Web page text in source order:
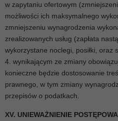
w zapytaniu ofertowym
możliwości ich maksymalnego
zmniejszeniu wynagrodzenia
zrealizowanych usług (zapłata
wykorzystane noclegi, posiłki, oraz
4. wynikającym ze zmiany
konieczne będzie dostosowanie
prawnego, w tym zmiany
przepisów o podatkach.
XV. UNIEWAŻNIENIE